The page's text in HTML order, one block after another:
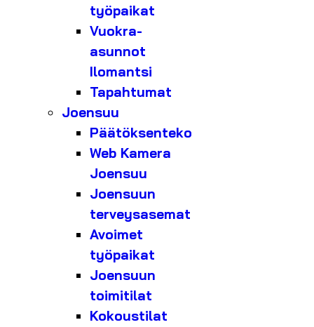
työpaikat
Vuokra-
asunnot
Ilomantsi
Tapahtumat
Joensuu
Päätöksenteko
Web Kamera
Joensuu
Joensuun
terveysasemat
Avoimet
työpaikat
Joensuun
toimitilat
Kokoustilat